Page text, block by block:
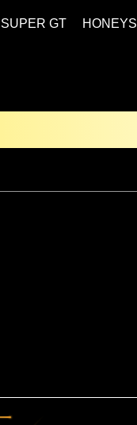
SUPER GT HONEYS